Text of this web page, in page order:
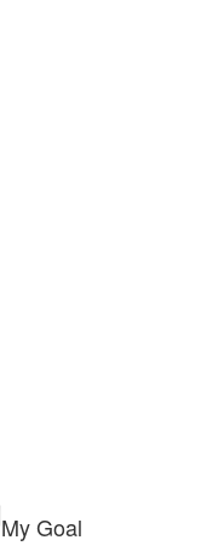
My Goal